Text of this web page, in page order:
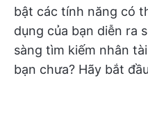
bật các tính năng có
dụng của bạn diễn ra
sàng tìm kiếm nhân
bạn chưa? Hãy bắt